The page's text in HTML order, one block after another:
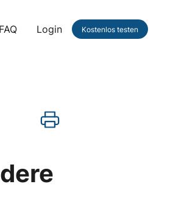
FAQ Login Kostenlos testen